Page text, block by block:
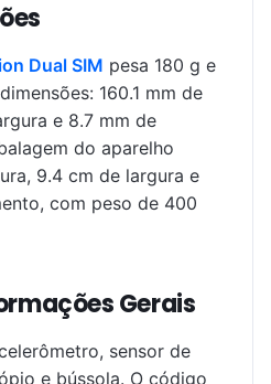
Dual SIM pesa 180 g e
160.1 mm de
e 8.7 mm de
do aparelho
9.4 cm de largura e
com peso de 400
Gerais
sensor de
e bússola. O código